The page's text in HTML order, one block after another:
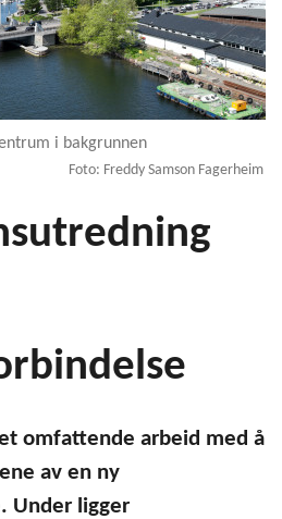
i bakgrunnen
Foto: Freddy Samson Fagerheim
omfattende arbeid med å
av en ny
Under ligger